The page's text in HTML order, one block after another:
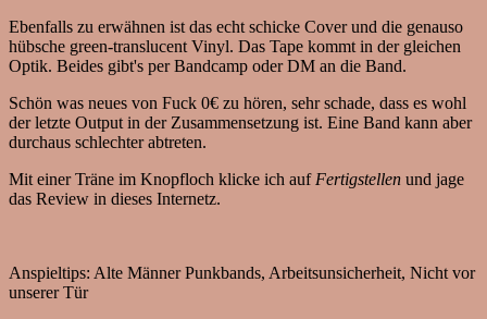
Ebenfalls zu erwähnen ist das echt schicke Cover und die genauso
hübsche green-translucent Vinyl. Das Tape kommt in der gleichen
Optik. Beides gibt's per Bandcamp oder DM an die Band.
Schön was neues von Fuck 0€ zu hören, sehr schade, dass es wohl
der letzte Output in der Zusammensetzung ist. Eine Band kann aber
durchaus schlechter abtreten.
Mit einer Träne im Knopfloch klicke ich auf Fertigstellen und jage
das Review in dieses Internetz.
Anspieltips: Alte Männer Punkbands, Arbeitsunsicherheit, Nicht vor
unserer Tür